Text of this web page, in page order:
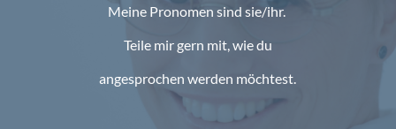
Meine Pronomen sind sie/ihr.
Teile mir gern mit, wie du
angesprochen werden möchtest.